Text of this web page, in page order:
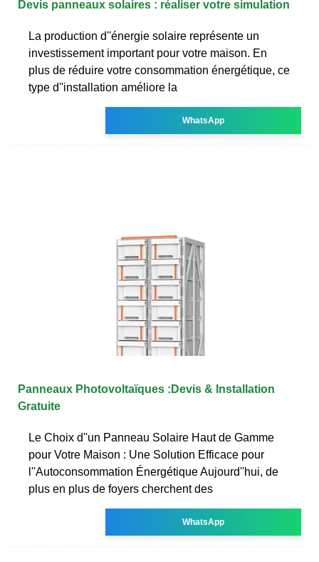
Devis panneaux solaires : réaliser votre simulation
La production d''énergie solaire représente un
investissement important pour votre maison. En
plus de réduire votre consommation énergétique, ce
type d''installation améliore la
WhatsApp
Panneaux Photovoltaïques :Devis & Installation
Gratuite
Le Choix d''un Panneau Solaire Haut de Gamme
pour Votre Maison : Une Solution Efficace pour
l''Autoconsommation Énergétique Aujourd''hui, de
plus en plus de foyers cherchent des
WhatsApp